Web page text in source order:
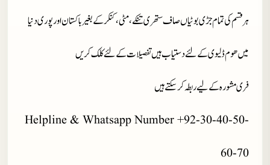
ہر قسم کی تمام جڑی بوٹیاں صاف ستھری تنکے، مٹی، کنکر کے بغیر باکستان اور پوری دنیا
میں ھوم ڈلیوی کے لئے دستیاب ہیں تفصیلات کے لئے کلک کریں
فری مشورہ کے لیے ربطہ کر سکتے ہیں
Helpline & Whatsapp Number +92-30-40-50-
60-70